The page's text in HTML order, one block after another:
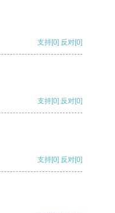
支持[0] 反对[0]
支持[0] 反对[0]
支持[0] 反对[0]